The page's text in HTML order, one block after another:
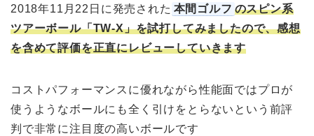
2018年11月22日に発売された 本間ゴルフ のスピン系
ツアーボール「TW-X」を試打してみましたので、感想
を含めて評価を正直にレビューしていきます
コストパフォーマンスに優れながら性能面ではプロが
使うようなボールにも全く引けをとらないという前評
判で非常に注目度の高いボールです